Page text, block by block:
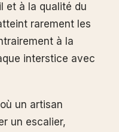
et à la qualité du
rarement les
à la
interstice avec
un artisan
un escalier,